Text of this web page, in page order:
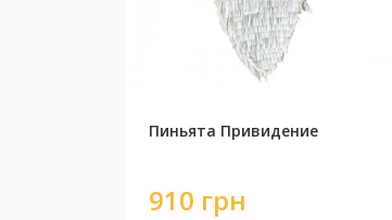
Пиньята Привидение
910 грн